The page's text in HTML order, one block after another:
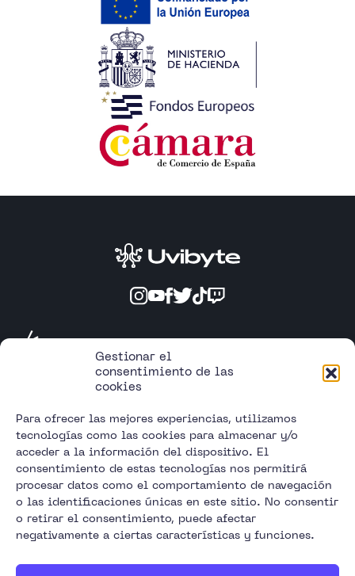
Gestionar el
consentimiento de las
cookies
Para ofrecer las mejores experiencias, utilizamos
tecnologías como las cookies para almacenar y/o
acceder a la información del dispositivo. El
consentimiento de estas tecnologías nos permitirá
procesar datos como el comportamiento de navegación
o las identificaciones únicas en este sitio. No consentir
o retirar el consentimiento, puede afectar
negativamente a ciertas características y funciones.
Apple IRP
de Salobreña, s/n, 18600 Motril, Granada
info@uvibyte.com
De lunes a sábado 10:00 // 22:00h
Política de privacidad
Política de cookies
Aviso legal
Blog
Contacto